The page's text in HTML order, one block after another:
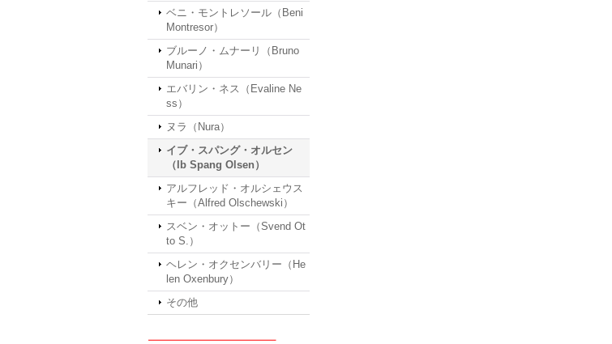
ベニ・モントレソール（Beni
Montresor）
ブルーノ・ムナーリ（Bruno
Munari）
エバリン・ネス（Evaline Ne
ss）
ヌラ（Nura）
イブ・スパング・オルセン
（Ib Spang Olsen）
アルフレッド・オルシェウス
キー（Alfred Olschewski）
スベン・オットー（Svend Ot
to S.）
ヘレン・オクセンバリー（He
len Oxenbury）
その他